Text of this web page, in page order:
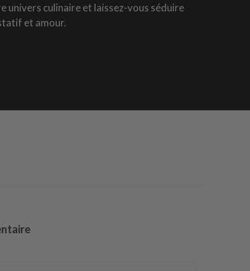
univers culinaire et laissez-vous séduire
et amour.